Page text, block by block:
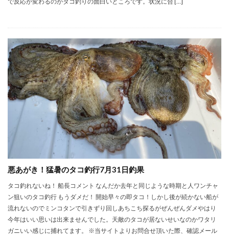
悪あがき！猛暑のタコ釣行7月31日釣果
タコ釣れないね！ 船長コメント なんだか去年と同じような時期と人ワンチャ
ン狙いのタコ釣行 もうダメだ！ 開始早々の即タコ！しかし後が続かない船が
流れないのでミンコタンで引きずり回しあちこち探るがぜんぜんダメやはり
今年はいい思いは出来ませんでした。天敵のタコが居ないせいなのかワタリ
ガニいい感じに捕れてます。 ※当サイトよりお問合せ頂いた際、確認メール